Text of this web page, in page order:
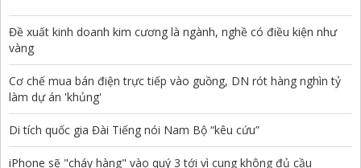
Đề xuất kinh doanh kim cương là ngành, nghề có điều kiện như
vàng
Cơ chế mua bán điện trực tiếp vào guồng, DN rót hàng nghìn tỷ
làm dự án 'khủng'
Di tích quốc gia Đài Tiếng nói Nam Bộ “kêu cứu”
iPhone sẽ "cháy hàng" vào quý 3 tới vì cung không đủ cầu